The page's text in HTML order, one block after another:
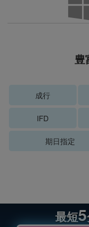
豊
成行
IFD
期日指定
最短5